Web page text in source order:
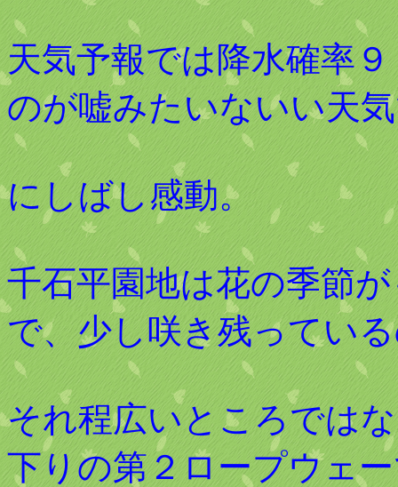
天気予報では降水確率
のが嘘みたいないい天
にしばし感動。
千石平園地は花の季節
で、少し咲き残ってい
それ程広いところでは
下りの第２ロープウェ